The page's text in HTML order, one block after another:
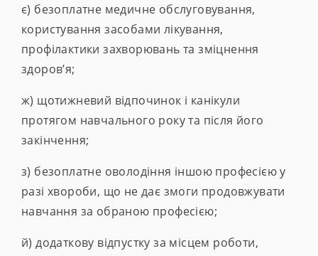
є) безоплатне медичне обслуговування,
користування засобами лікування,
профілактики захворювань та зміцнення
здоров’я;
ж) щотижневий відпочинок і канікули
протягом навчального року та після його
закінчення;
з) безоплатне оволодіння іншою професією у
разі хвороби, що не дає змоги продовжувати
навчання за обраною професією;
й) додаткову відпустку за місцем роботи,